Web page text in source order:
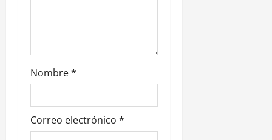
a
d
a
s
Nombre*
Correo electrónico *